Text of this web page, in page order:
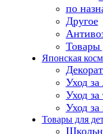
по
Другое
Японская
Уход
Уход за
Уход
Товары для